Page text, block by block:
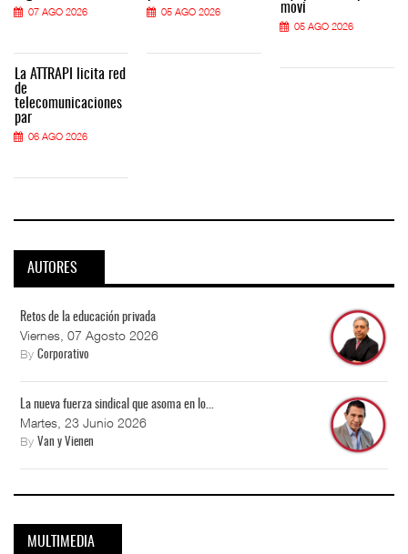
07 AGO 2026
La ATTRAPI licita red
de
telecomunicaciones
par
06 AGO 2026
05 AGO 2026
movi
05 AGO 2026
AUTORES
Retos de la educación privada
Viernes, 07 Agosto 2026
By Corporativo
La nueva fuerza sindical que asoma en lo...
Martes, 23 Junio 2026
By Van y Vienen
MULTIMEDIA